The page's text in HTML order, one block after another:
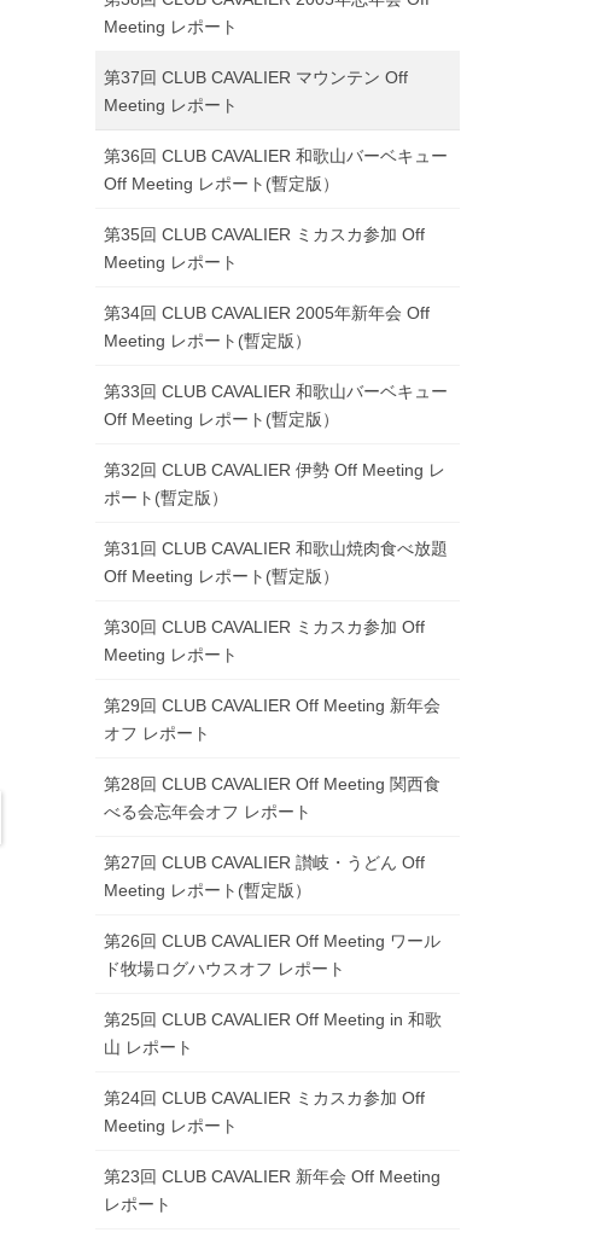
Meeting レポート
第37回 CLUB CAVALIER マウンテン Off
Meeting レポート
第36回 CLUB CAVALIER 和歌山バーベキュー
Off Meeting レポート(暫定版）
第35回 CLUB CAVALIER ミカスカ参加 Off
Meeting レポート
第34回 CLUB CAVALIER 2005年新年会 Off
Meeting レポート(暫定版）
第33回 CLUB CAVALIER 和歌山バーベキュー
Off Meeting レポート(暫定版）
第32回 CLUB CAVALIER 伊勢 Off Meeting レ
ポート(暫定版）
第31回 CLUB CAVALIER 和歌山焼肉食べ放題
Off Meeting レポート(暫定版）
第30回 CLUB CAVALIER ミカスカ参加 Off
Meeting レポート
第29回 CLUB CAVALIER Off Meeting 新年会
オフ レポート
第28回 CLUB CAVALIER Off Meeting 関西食
べる会忘年会オフ レポート
第27回 CLUB CAVALIER 讃岐・うどん Off
Meeting レポート(暫定版）
第26回 CLUB CAVALIER Off Meeting ワール
ド牧場ログハウスオフ レポート
第25回 CLUB CAVALIER Off Meeting in 和歌
山 レポート
第24回 CLUB CAVALIER ミカスカ参加 Off
Meeting レポート
第23回 CLUB CAVALIER 新年会 Off Meeting
レポート